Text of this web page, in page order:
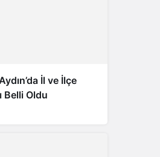
İl ve İlçe
Belli Oldu